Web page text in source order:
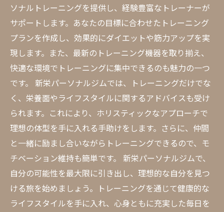
心と体を整える新栄パーソナルジムの魅力
自分に最適なジムを探しているあなたへ：新栄
パーソナルジムのすすめ
ソナルトレーニングを提供し、経験豊富なトレーナーが
サポートします。あなたの目標に合わせたトレーニング
プランを作成し、効果的にダイエットや筋力アップを実
現します。また、最新のトレーニング機器を取り揃え、
快適な環境でトレーニングに集中できるのも魅力の一つ
です。 新栄パーソナルジムでは、トレーニングだけでな
く、栄養面やライフスタイルに関するアドバイスも受け
られます。これにより、ホリスティックなアプローチで
理想の体型を手に入れる手助けをします。さらに、仲間
と一緒に励まし合いながらトレーニングできるので、モ
チベーション維持も簡単です。 新栄パーソナルジムで、
自分の可能性を最大限に引き出し、理想的な自分を見つ
ける旅を始めましょう。トレーニングを通じて健康的な
ライフスタイルを手に入れ、心身ともに充実した毎日を